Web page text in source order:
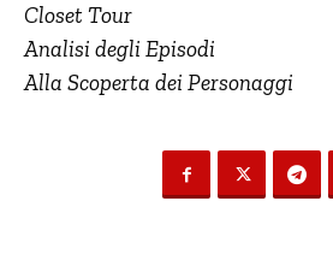
Closet Tour
Analisi degli Episodi
Alla Scoperta dei Personaggi